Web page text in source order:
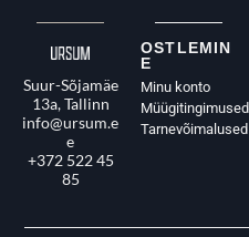
Suur-Sõjamäe
13a, Tallinn
info@ursum.e
e
+372 522 45
85
OSTLEMIN
E
Minu konto
Müügitingimused
Tarnevõimalused